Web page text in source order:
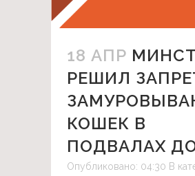
18 АПР
РЕШИЛ
КОШЕК В
ПОДВАЛАХ
Опубликовано: 04:30 В